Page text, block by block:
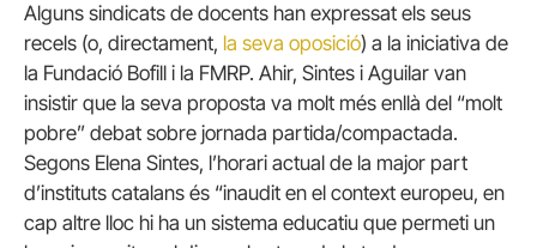
Alguns sindicats de docents han expressat els seus
recels (o, directament, la seva oposició) a la iniciativa de
la Fundació Bofill i la FMRP. Ahir, Sintes i Aguilar van
insistir que la seva proposta va molt més enllà del “molt
pobre” debat sobre jornada partida/compactada.
Segons Elena Sintes, l’horari actual de la major part
d’instituts catalans és “inaudit en el context europeu, en
cap altre lloc hi ha un sistema educatiu que permeti un